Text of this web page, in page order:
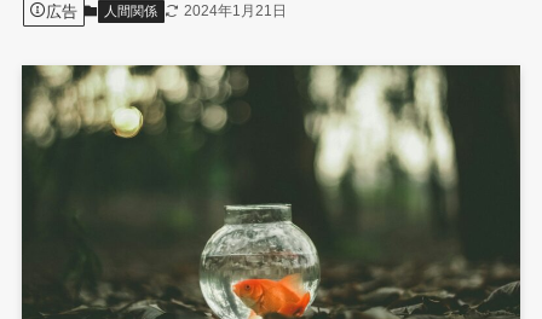
広告 人間関係 2024年1月21日